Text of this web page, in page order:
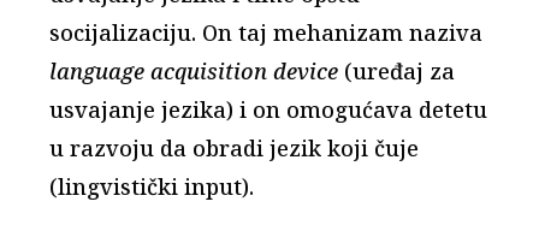
socijalizaciju. On taj mehanizam naziva
language acquisition device (uređaj za
usvajanje jezika) i on omogućava detetu
u razvoju da obradi jezik koji čuje
(lingvistički input).